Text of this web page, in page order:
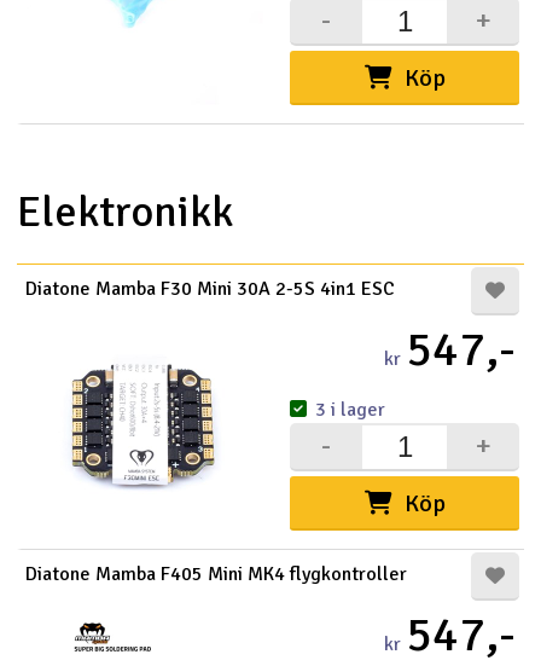
Smarthem, lek och hobby
Presentkort
Köp
+
-
Elektronikk
Diatone Mamba F30 Mini 30A 2-5S 4in1 ESC
kr 547,-
Köp
+
-
3 i lager
Diatone Mamba F405 Mini MK4 flygkontroller
kr 547,-